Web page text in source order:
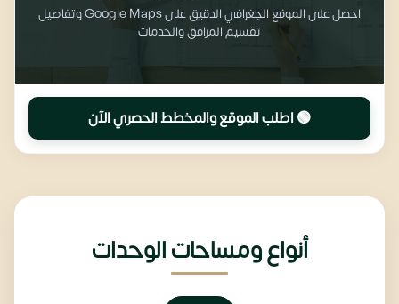
احصل على الموقع الجغرافي الدقيق على Google Maps وتفاصيل
تقسيم المرافق والخدمات
🟢 اطلب الموقع والمخطط الحصري الآن
أنواع ومساحات الوحدات